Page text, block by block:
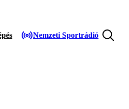
Nemzeti Sportrádió